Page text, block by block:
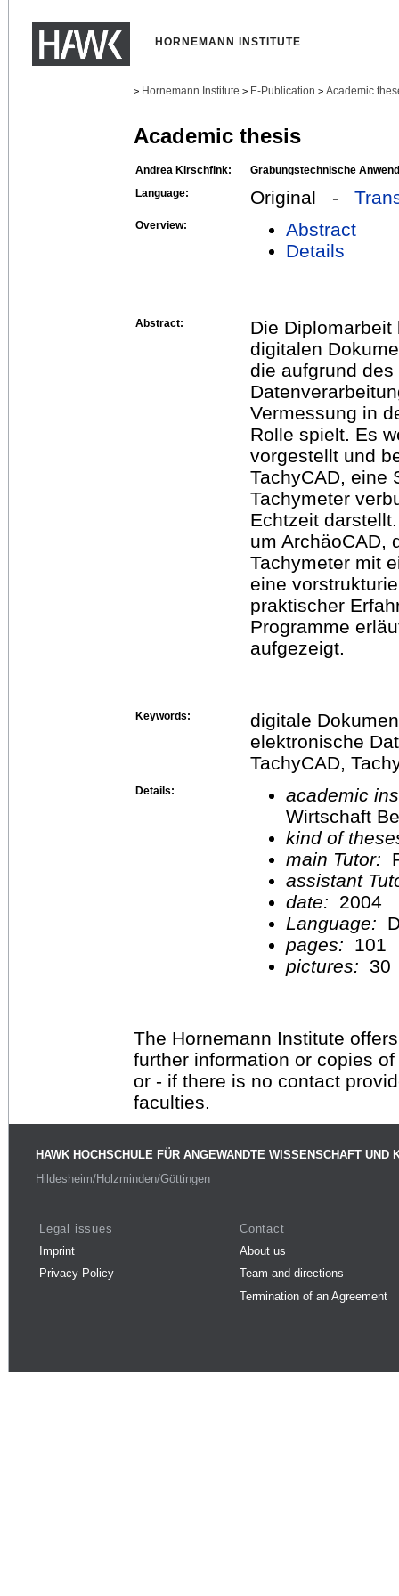
HORNEMANN INSTITUTE
> Hornemann Institute > E-Publication > Academic
Academic thesis
Andrea Kirschfink:
Grabungstechnische
Language:
Original -
Overview:
Abstract
Details
Abstract:
Die
digitalen
die aufgrund
Vermessung in
Rolle spielt. Es
vorgestellt und
TachyCAD, eine
Tachymeter
Echtzeit
um ArchäoCAD,
Tachymeter mit
eine
praktischer
Programme
aufgezeigt.
Keywords:
digitale
elektronische
TachyCAD,
Details:
academic
Wirtschaft
kind of
main Tutor:
assistant
date:
2004
Language:
pages:
101
pictures: 30
The Hornemann Institute
further information or copies
or - if there is no contact
faculties.
HAWK HOCHSCHULE FÜR ANGEWANDTE WISSENSCHAFT UND
Hildesheim/Holzminden/Göttingen
Legal issues
Imprint
Privacy Policy
Contact
About us
Team and directions
Termination of an Agreement